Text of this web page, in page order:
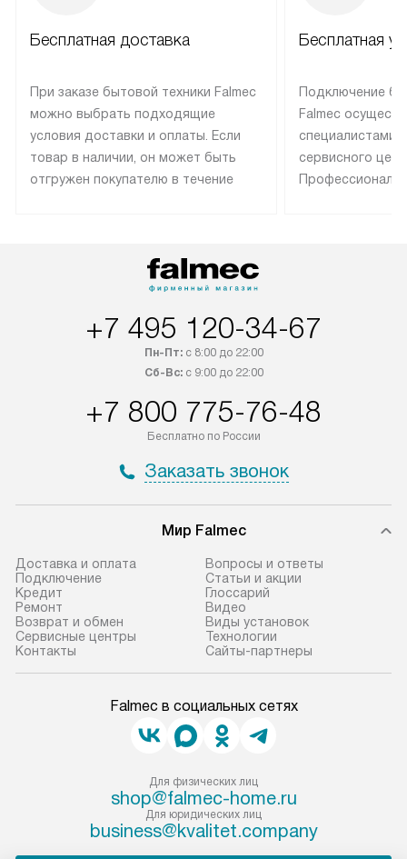
Бесплатная доставка
При заказе бытовой техники Falmec
можно выбрать подходящие
условия доставки и оплаты. Если
товар в наличии, он может быть
отгружен покупателю в течение
оплачивается дополнительно.
Возможна доставка товаров по
Бесплатная
Подключение
Falmec
специалистами
сервисного
+7 495 120-34-67
Пн-Пт:с 8:00 до 22:00
Сб-Вс:с 9:00 до 22:00
+7 800 775-76-48
Бесплатно по России
Заказать звонок
Мир Falmec
Доставка и оплата
Подключение
Кредит
Ремонт
Возврат и обмен
Сервисные центры
Контакты
Вопросы и ответы
Статьи и акции
Глоссарий
Видео
Виды установок
Технологии
Сайты-партнеры
Falmec в социальных сетях
Для физических лиц
shop@falmec-home.ru
Для юридических лиц
business@kvalitet.company